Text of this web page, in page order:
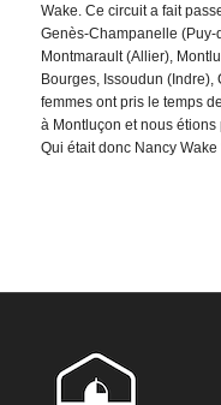
Wake. Ce circuit a fait
Genès-Champanelle (Puy-
Montmarault (Allier),
Bourges, Issoudun (Indre),
femmes ont pris le temps
à Montluçon et nous étions
Qui était donc Nancy